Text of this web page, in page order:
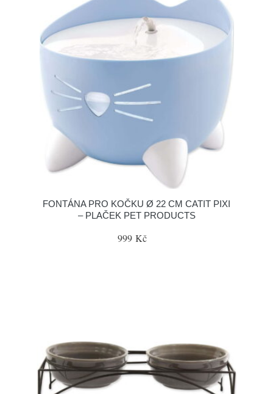
FONTÁNA PRO KOČKU Ø 22 CM CATIT PIXI
– PLAČEK PET PRODUCTS
999 Kč